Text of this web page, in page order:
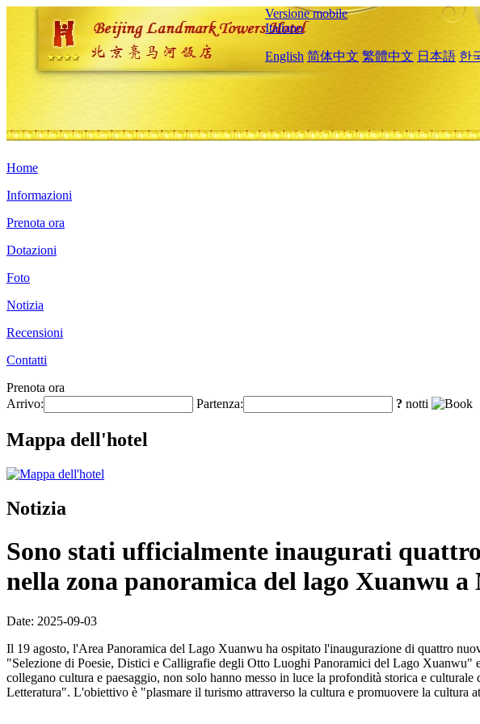
Versione mobile
Italiano
English 简体中文 繁體中文 日本語 한
Home
Informazioni
Prenota ora
Dotazioni
Foto
Notizia
Recensioni
Contatti
Prenota ora
Arrivo:
Partenza: ? notti
Mappa dell'hotel
Notizia
Sono stati ufficialmente inaugurati
nella zona panoramica del lago Xuanwu a
Date: 2025-09-03
Il 19 agosto, l'Area Panoramica del Lago Xuanwu ha ospitato l'inaugurazione di quattro
"Selezione di Poesie, Distici e Calligrafie degli Otto Luoghi Panoramici del Lago Xuanwu"
collegano cultura e paesaggio, non solo hanno messo in luce la profondità storica e
Letteratura". L'obiettivo è "plasmare il turismo attraverso la cultura e promuovere la cultura